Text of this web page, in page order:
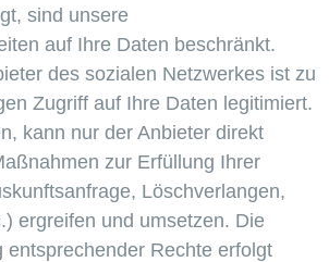
sind unsere
auf Ihre Daten beschränkt.
des sozialen Netzwerkes ist zu
Zugriff auf Ihre Daten legitimiert.
kann nur der Anbieter direkt
zur Erfüllung Ihrer
Löschverlangen,
ergreifen und umsetzen. Die
entsprechender Rechte erfolgt